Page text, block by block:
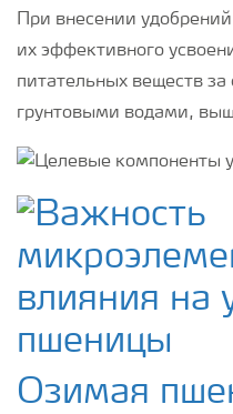
При внесении
их эффективного
питательных веществ
грунтовыми водами,
Озимая